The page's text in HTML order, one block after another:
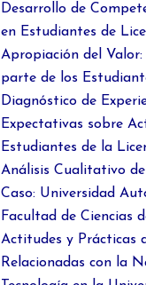
Desarrollo de
en Estudiantes de
Apropiación del
parte de los
Diagnóstico de
Expectativas sobre
Estudiantes de la
Análisis Cualitativo
Caso: Universidad
Facultad de Ciencias
Actitudes y Prácticas
Relacionadas con la